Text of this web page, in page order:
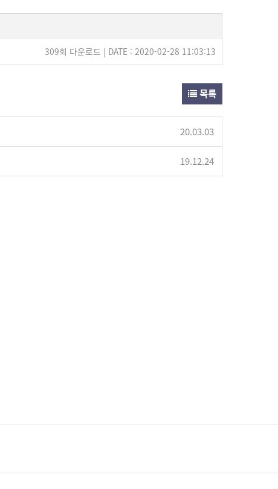
309회 다운로드 | DATE : 2020-02-28 11:03:13
목록
20.03.03
19.12.24